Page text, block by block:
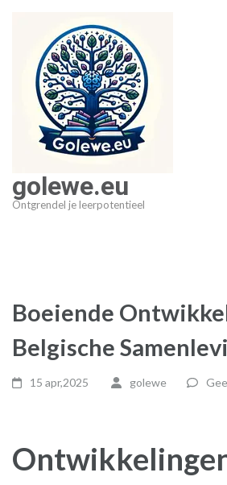
inhoud
golewe.eu
Ontgrendel je leerpotentieel
Boeiende
Belgische
15 apr,2025 golewe